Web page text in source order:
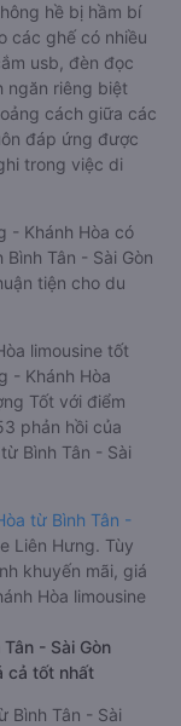
hề bị hầm bí
các ghế có nhiều
usb, đèn đọc
ngăn riêng biệt
cách giữa các
đáp ứng được
trong việc di
- Khánh Hòa có
Tân - Sài Gòn
tiện cho du
limousine tốt
- Khánh Hòa
Tốt với điểm
phản hồi của
Bình Tân - Sài
từ Bình Tân -
Liên Hưng. Tùy
khuyến mãi, giá
Hòa limousine
- Sài Gòn
cả tốt nhất
Bình Tân - Sài